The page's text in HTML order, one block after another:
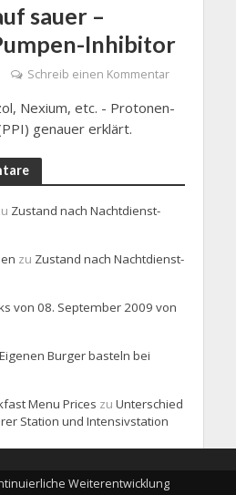
sauer –
Inhibitor
Schreib einen Kommentar
Nexium, etc. - Protonen-
genauer erklärt.
Zustand nach Nachtdienst-
zu Zustand nach Nachtdienst-
von 08. September 2009 von
Eigenen Burger basteln bei
Menu Prices zu Unterschied
Station und Intensivstation
Weiterentwicklung